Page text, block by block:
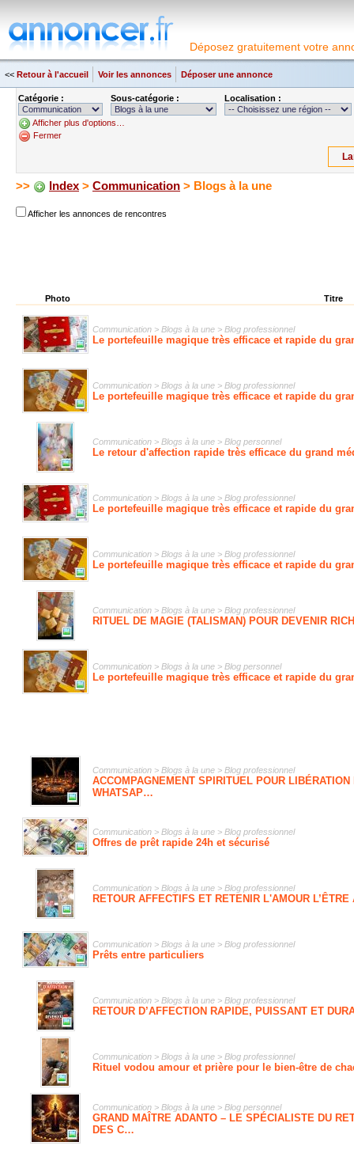
Déposez gratuitement votre
<< Retour à l'accueil Voir les annonces Déposer une annonce
Catégorie : Sous-catégorie : Localisation :
Afficher plus d'options…
Fermer
>> Index > Communication > Blogs à la une
Afficher les annonces de rencontres
Photo Titre
Communication > Blogs à la une > Blog professionnel
Le portefeuille magique très efficace et rapide du
Communication > Blogs à la une > Blog professionnel
Le portefeuille magique très efficace et rapide du
Communication > Blogs à la une > Blog personnel
Le retour d'affection rapide très efficace du grand
Communication > Blogs à la une > Blog professionnel
Le portefeuille magique très efficace et rapide du
Communication > Blogs à la une > Blog professionnel
Le portefeuille magique très efficace et rapide du
Communication > Blogs à la une > Blog professionnel
RITUEL DE MAGIE (TALISMAN) POUR DEVENIR
Communication > Blogs à la une > Blog personnel
Le portefeuille magique très efficace et rapide du
Communication > Blogs à la une > Blog professionnel
ACCOMPAGNEMENT SPIRITUEL POUR
WHATSAP…
Communication > Blogs à la une > Blog professionnel
Offres de prêt rapide 24h et sécurisé
Communication > Blogs à la une > Blog professionnel
RETOUR AFFECTIFS ET RETENIR L'AMOUR L’ÊTRE
Communication > Blogs à la une > Blog professionnel
Prêts entre particuliers
Communication > Blogs à la une > Blog professionnel
RETOUR D’AFFECTION RAPIDE, PUISSANT ET
Communication > Blogs à la une > Blog professionnel
Rituel vodou amour et prière pour le bien-être de
Communication > Blogs à la une > Blog personnel
GRAND MAÎTRE ADANTO – LE SPÉCIALISTE DU
DES C…